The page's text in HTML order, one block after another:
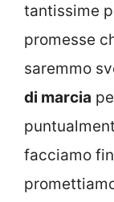
tantissime
promesse
saremmo
di marcia
facciamo